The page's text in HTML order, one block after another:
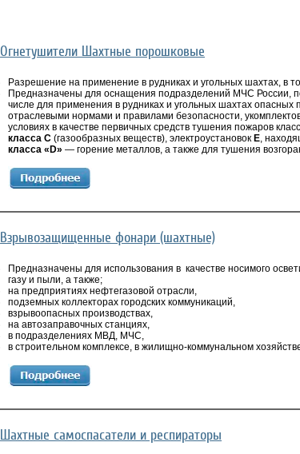
Огнетушители Шахтные порошковые
Разрешение на применение в рудниках и угольных шахтах, в
Предназначены для оснащения подразделений МЧС России,
числе для применения в рудниках и угольных шахтах опасных
отраслевыми нормами и правилами безопасности,
условиях в качестве первичных средств тушения пожаров
класса С (газообразных веществ), электроустановок E,
класса «D» — горение металлов, а также для тушения
Взрывозащищенные фонари (шахтные)
Предназначены для использования в качестве носимого
газу и пыли, а также;
на предприятиях нефтегазовой отрасли,
подземных коллекторах городских коммуникаций,
взрывоопасных производствах,
на автозаправочных станциях,
в подразделениях МВД, МЧС,
в строительном комплексе, в жилищно-коммунальном
Шахтные самоспасатели и респираторы